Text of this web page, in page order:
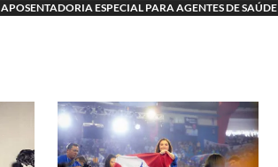
APOSENTADORIA ESPECIAL PARA AGENTES DE SAÚDE